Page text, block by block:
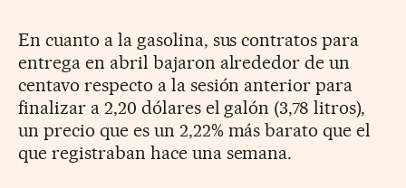
En cuanto a la gasolina, sus contratos para
entrega en abril bajaron alrededor de un
centavo respecto a la sesión anterior para
finalizar a 2,20 dólares el galón (3,78 litros),
un precio que es un 2,22% más barato que el
que registraban hace una semana.